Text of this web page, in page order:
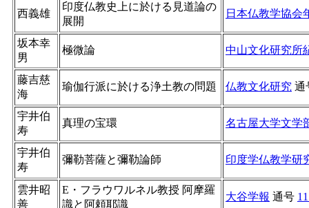
西義雄
印度仏教史上に於ける見道論の
展開
日本仏教学協会
坂本幸
男
極微論 中山文化研究所
藤吉慈
海
瑜伽行派に於ける浄土教の問題 仏教文化研究 通
宇井伯
寿
真理の宝環 名古屋大学文学
宇井伯
寿
彌勒菩薩と彌勒論師 印度学仏教学研
雲井昭
善
E・フラウワルネル教授 阿摩羅
識と阿頼耶識
大谷学報 通号